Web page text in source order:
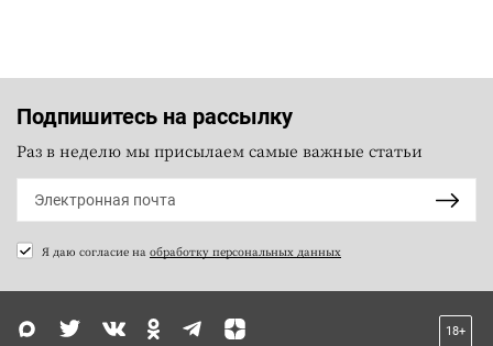
Подпишитесь на рассылку
Раз в неделю мы присылаем самые важные статьи
Я даю согласие на обработку персональных данных
18+